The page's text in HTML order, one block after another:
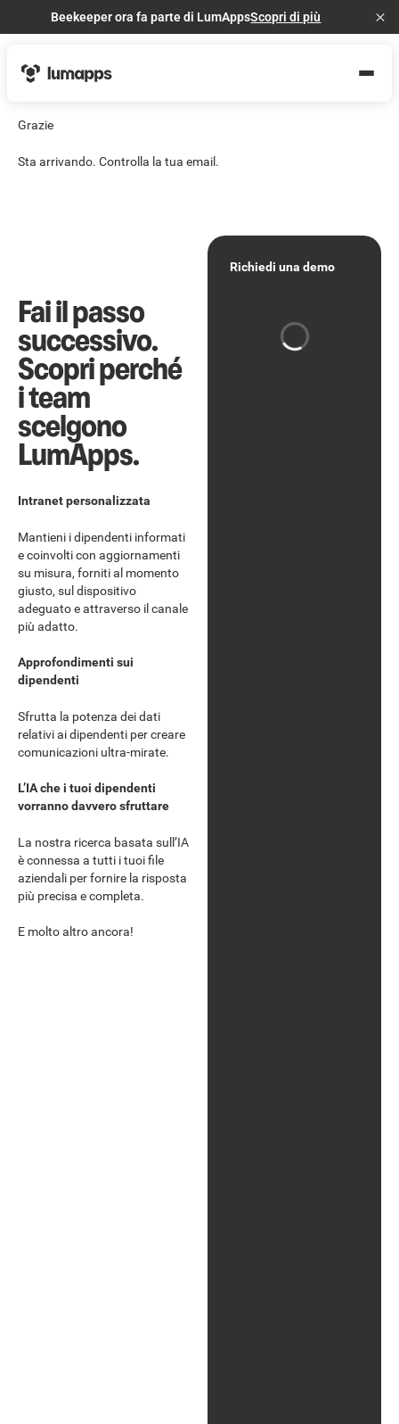
Beekeeper ora fa parte di LumAppsScopri di più
Grazie
Sta arrivando. Controlla la tua email.
Fai il passo
successivo.
Scopri perché
i team
scelgono
LumApps.
Intranet personalizzata
Mantieni i dipendenti informati
e coinvolti con aggiornamenti
su misura, forniti al momento
giusto, sul dispositivo
adeguato e attraverso il canale
più adatto.
Approfondimenti sui
dipendenti
Sfrutta la potenza dei dati
relativi ai dipendenti per creare
comunicazioni ultra-mirate.
L’IA che i tuoi dipendenti
vorranno davvero sfruttare
La nostra ricerca basata sull’IA
è connessa a tutti i tuoi file
aziendali per fornire la risposta
più precisa e completa.
E molto altro ancora!
Richiedi una demo